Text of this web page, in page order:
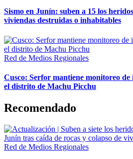
Sismo en Junín: suben a 15 los
viviendas destruidas o inhabitables
Red de Medios Regionales
Cusco: Serfor mantiene monitoreo de
el distrito de Machu Picchu
Recomendado
Red de Medios Regionales